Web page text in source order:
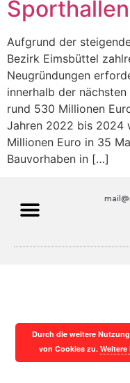
Sporthallen
Aufgrund der
Bezirk Eimsbüttel
Neugründungen
innerhalb der
rund 530 Millionen
Jahren 2022 bis 2024
Millionen Euro in 35
Bauvorhaben in […]
Durch die weitere
von Cookies zu.